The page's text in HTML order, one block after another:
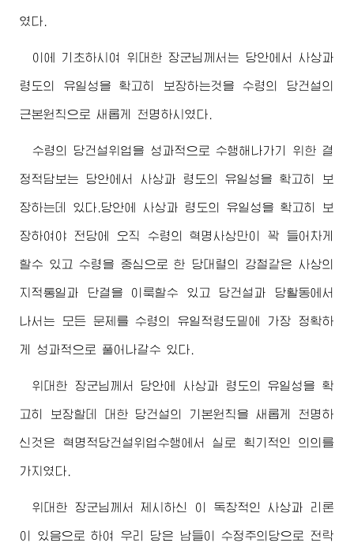
였다.
이에 기초하시여 위대한 장군님 께서는 당안에서 사상과
령도의 유일성을 확고히 보장하는것을 수령의 당건설의
근본원칙으로 새롭게 천명하시였다.
수령의 당건설위업을 성과적으로 수행해나가기 위한 결
정적담보는 당안에서 사상과 령도의 유일성을 확고히 보
장하는데 있다.당안에 사상과 령도의 유일성을 확고히 보
장하여야 전당에 오직 수령의 혁명사상만이 꽉 들어차게
할수 있고 수령을 중심으로 한 당대렬의 강철같은 사상의
지적통일과 단결을 이룩할수 있고 당건설과 당활동에서
나서는 모든 문제를 수령의 유일적령도밑에 가장 정확하
게 성과적으로 풀어나갈수 있다.
위대한 장군님 께서 당안에 사상과 령도의 유일성을 확
고히 보장할데 대한 당건설의 기본원칙을 새롭게 천명하
신것은 혁명적당건설위업수행에서 실로 획기적인 의의를
가지였다.
위대한 장군님 께서 제시하신 이 독창적인 사상과 리론
이 있음으로 하여 우리 당은 남들이 수정주의당으로 전락